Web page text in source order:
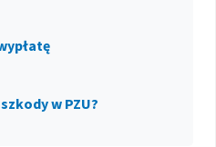
w PZU?